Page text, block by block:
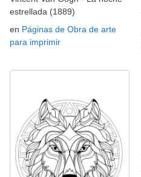
estrellada (1889)
en Páginas de Obra de arte
para imprimir